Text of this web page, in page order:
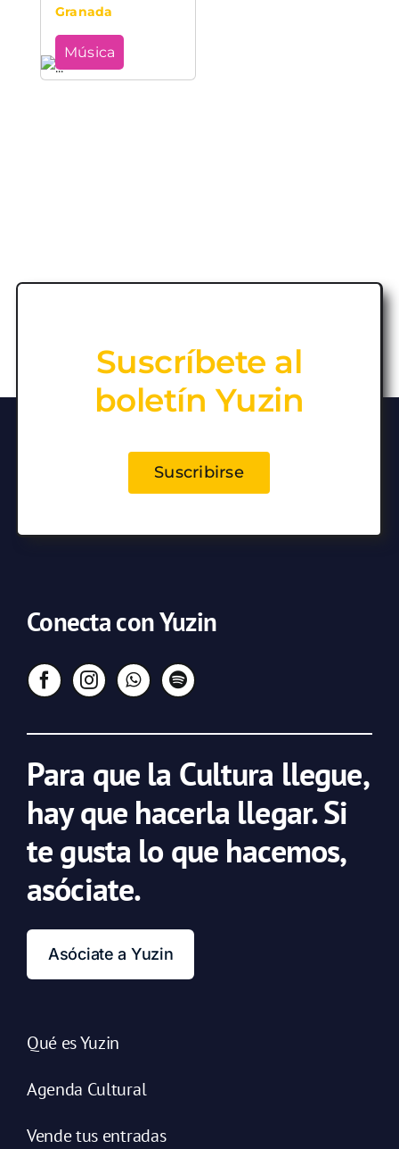
Granada
Música
Suscríbete al
boletín Yuzin
Suscribirse
Conecta con Yuzin
Para que la Cultura llegue,
hay que hacerla llegar. Si
te gusta lo que hacemos,
asóciate.
Asóciate a Yuzin
Qué es Yuzin
Agenda Cultural
Vende tus entradas